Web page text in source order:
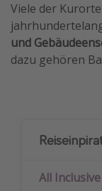
Viele der
und
dazu gehören
All